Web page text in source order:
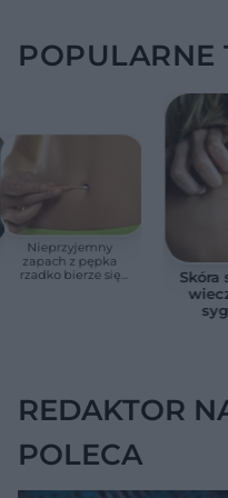
POPULARNE
Nieprzyjemny
zapach z pępka
rzadko bierze się
Skóra
REDAKTOR
POLECA